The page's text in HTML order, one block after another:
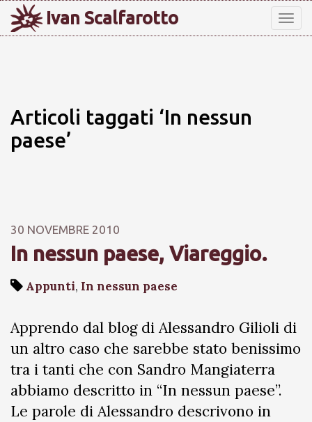
Ivan Scalfarotto
Articoli taggati ‘In nessun
paese’
30 NOVEMBRE 2010
In nessun paese, Viareggio.
Appunti, In nessun paese
Apprendo dal blog di Alessandro Gilioli di
un altro caso che sarebbe stato benissimo
tra i tanti che con Sandro Mangiaterra
abbiamo descritto in “In nessun paese”.
Le parole di Alessandro descrivono in